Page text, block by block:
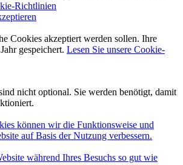
Richtlinien
Cookies akzeptiert werden sollen. Ihre
gespeichert. Lesen Sie unsere Cookie-
nicht optional. Sie werden benötigt, damit
können wir die Funktionsweise und
auf Basis der Nutzung verbessern.
während Ihres Besuchs so gut wie